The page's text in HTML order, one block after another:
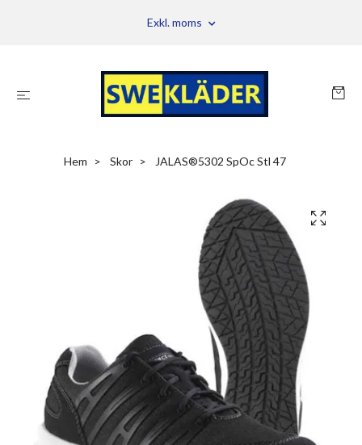
Exkl. moms
Hem Skor JALAS®5302 SpOc Stl 47